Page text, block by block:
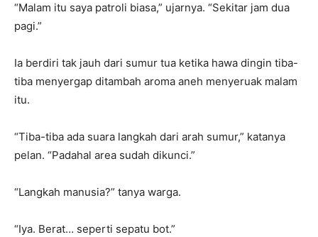
“Malam itu saya patroli biasa,” ujarnya. “Sekitar jam dua
pagi.”
Ia berdiri tak jauh dari sumur tua ketika hawa dingin tiba-
tiba menyergap ditambah aroma aneh menyeruak malam
itu.
“Tiba-tiba ada suara langkah dari arah sumur,” katanya
pelan. “Padahal area sudah dikunci.”
“Langkah manusia?” tanya warga.
“Iya. Berat… seperti sepatu bot.”